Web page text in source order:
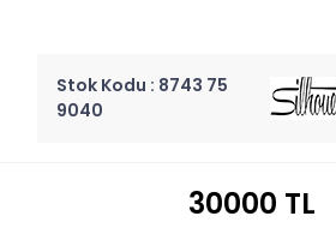
Stok Kodu : 8743 75
9040
30000 TL